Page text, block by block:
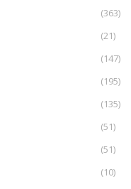
(363)
(21)
(147)
(195)
(135)
(51)
(51)
(10)